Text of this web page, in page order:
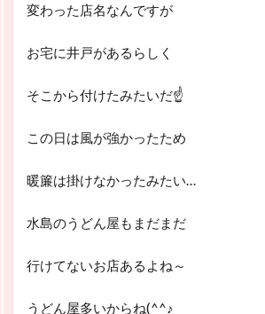
変わった店名なんですが
お宅に井戸があるらしく
そこから付けたみたいだ☝
この日は風が強かったため
暖簾は掛けなかったみたい…
水島のうどん屋もまだまだ
行けてないお店あるよね～
うどん屋多いからね(^^♪